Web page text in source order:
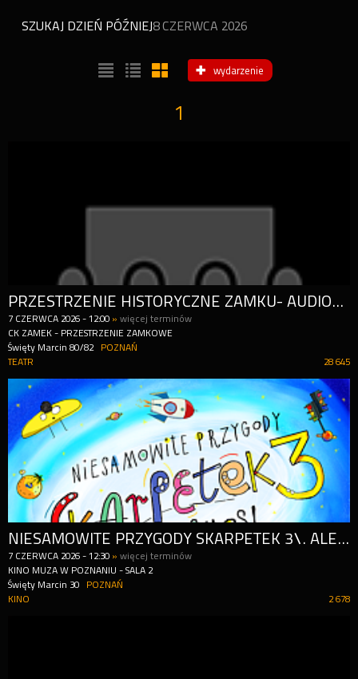
SZUKAJ DZIEŃ PÓŹNIEJ8 CZERWCA 2026
wydarzenie
1
PRZESTRZENIE HISTORYCZNE ZAMKU- AUDIOPRZEWODNIK
7 CZERWCA 2026 -12:00 »więcej terminów
CK ZAMEK - PRZESTRZENIE ZAMKOWE
Święty Marcin 80/82
POZNAŃ
28 645
TEATR
NIESAMOWITE PRZYGODY SKARPETEK 3\. ALE KOSMOS! | DZIECIAKI, DO KINA!
7 CZERWCA 2026 -12:30 »więcej terminów
KINO MUZA W POZNANIU - SALA 2
Święty Marcin 30
POZNAŃ
2 678
KINO